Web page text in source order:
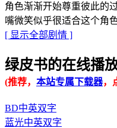
角色渐渐开始尊重彼此的
嘴微笑似乎很适合这个角
[ 显示全部剧情 ]
绿皮书的在线播放
(推荐， 本站专属下载器，
BD中英双字
蓝光中英双字